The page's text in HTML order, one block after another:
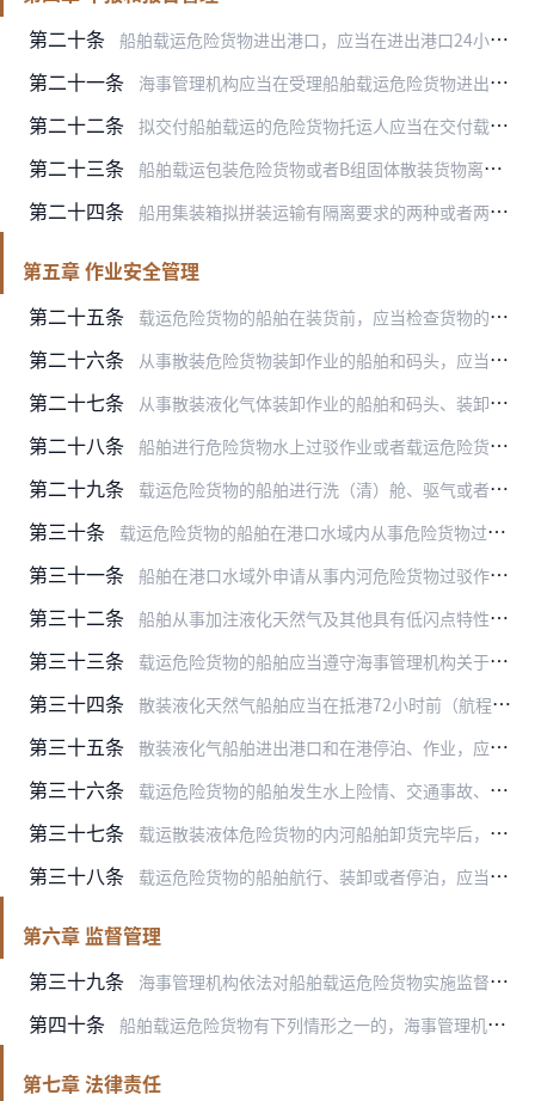
第二十条
船舶载运危险货物进出港口，应当在进出港口24小时前（航程不足24小时的，在驶离上一港口前），向海事管理机构办理船舶载运危险货物申报手续，提交申请书和交通运输部有…
第二十一条 海事管理机构应当在受理船舶载运危险货物进出港口申报后24小时内做出批准或者不批准的决定；属于定期申报的，应当在7日内做出批准或者不批准的决定。不予批准的，应当告…
第二十二条 拟交付船舶载运的危险货物托运人应当在交付载运前向承运人说明所托运的危险货物种类、数量、危险特性以及发生危险情况的应急处置措施，提交以下货物信息，并报告海事管理机…
第二十三条 船舶载运包装危险货物或者B组固体散装货物离港前，应当将列有所载危险货物的装载位置清单、舱单或者详细配载图向海事管理机构报告。
第二十四条 船用集装箱拟拼装运输有隔离要求的两种或者两种以上危险货物，应当符合《国际海运危险货物规则》的规定。危险货物托运人应当事先向海事管理机构报告。
第五章 作业安全管理
第二十五条
载运危险货物的船舶在装货前，应当检查货物的运输资料和适运状况。发现有违反本规定情形的不得装运。
第二十六条 从事散装危险货物装卸作业的船舶和码头，应当遵守安全和防污染操作规程，建立并落实船岸安全检查表制度，并严格按照船岸安全检查表的内容要求进行检查和填写。
第二十七条 从事散装液化气体装卸作业的船舶和码头、装卸站应当建立作业前会商制度，并就货物操作、压载操作、应急等事项达成书面协议。
第二十八条 船舶进行危险货物水上过驳作业或者载运危险货物的船舶进行洗（清）舱、驱气、置换，应当符合国家水上交通安全和防治船舶污染环境的管理规定及技术规范，尽量远离船舶定线制…
第二十九条 载运危险货物的船舶进行洗（清）舱、驱气或者置换活动期间，不得检修和使用雷达、无线电发报机、卫星船站；不得进行明火、拷铲及其他易产生火花的作业；不得使用供应船、车…
第三十条 载运危险货物的船舶在港口水域内从事危险货物过驳作业，应当由负责过驳作业的港口经营人依法向港口行政管理部门提出申请。港口行政管理部门在审批时，应当就船舶过驳作业的…
第三十一条 船舶在港口水域外申请从事内河危险货物过驳作业或者海上散装液体污染危害性货物过驳作业的，申请人应当在作业前向海事管理机构提出申请，告知作业地点，并提交作业方案、作…
第三十二条 船舶从事加注液化天然气及其他具有低闪点特性的气态燃料作业活动，应当遵守有关法规、标准和相关操作规程，落实安全措施，并在作业前将作业的种类、时间、地点、单位和船舶…
第三十三条 载运危险货物的船舶应当遵守海事管理机构关于航路、航道等区域性的特殊规定。
第三十四条 散装液化天然气船舶应当在抵港72小时前（航程不足72小时的，在驶离上一港口时）向抵达港海事管理机构报告预计抵港时间。预计抵港时间有变化的，还应当在抵港24小时前…
第三十五条 散装液化气船舶进出港口和在港停泊、作业，应当按照相关标准和规范的要求落实安全保障措施。在通航水域进行试气试验的，试气作业单位应当制定试验方案并组织开展安全风险论…
第三十六条 载运危险货物的船舶发生水上险情、交通事故、非法排放、危险货物落水等事件，应当按照规定向海事管理机构报告，并及时启动应急预案，防止损害、危害的扩大。
第三十七条 载运散装液体危险货物的内河船舶卸货完毕后，应当在具备洗舱条件的码头、专用锚地、洗舱站点等对货物处所进行清洗，洗舱水应当交付港口接收设施、船舶污染物接收单位或者专…
第三十八条 载运危险货物的船舶航行、装卸或者停泊，应当悬挂专用的警示标志，按照规定显示专用信号。
第六章 监督管理
第三十九条
海事管理机构依法对船舶载运危险货物实施监督检查。
第四十条 船舶载运危险货物有下列情形之一的，海事管理机构应当责令当事船舶立即纠正或者限期改正：
第七章 法律责任